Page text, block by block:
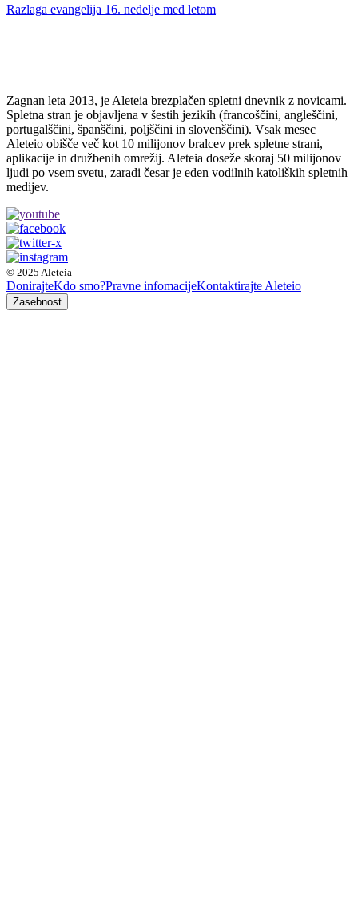
Razlaga evangelija 16. nedelje med letom
Zagnan leta 2013, je Aleteia brezplačen spletni dnevnik z novicami.
Spletna stran je objavljena v šestih jezikih (francoščini, angleščini,
portugalščini, španščini, poljščini in slovenščini). Vsak mesec
Aleteio obišče več kot 10 milijonov bralcev prek spletne strani,
aplikacije in družbenih omrežij. Aleteia doseže skoraj 50 milijonov
ljudi po vsem svetu, zaradi česar je eden vodilnih katoliških spletnih
medijev.
© 2025 Aleteia
DonirajteKdo smo?Pravne infomacijeKontaktirajte Aleteio
Zasebnost